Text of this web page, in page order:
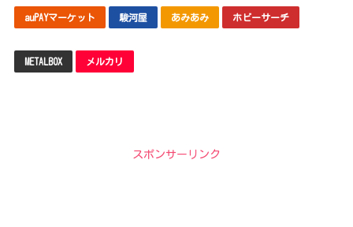
auPAYマーケット 駿河屋 あみあみ ホビーサーチ
METALBOX メルカリ
スポンサーリンク